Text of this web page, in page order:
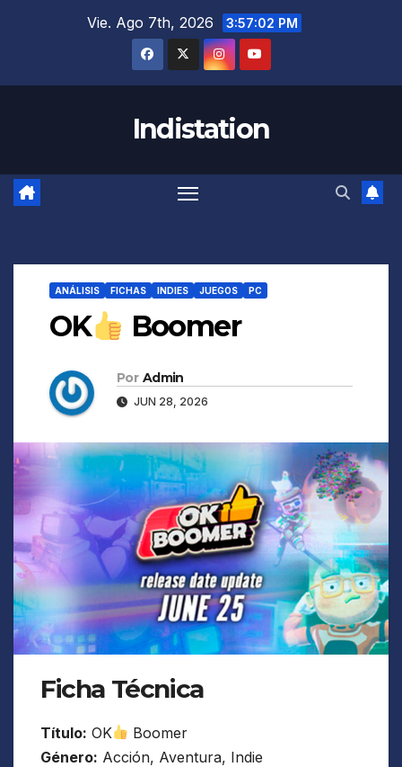
Vie. Ago 7th, 2026 3:57:03 PM
Indistation
ANÁLISIS FICHAS INDIES JUEGOS PC
OK Boomer
Por Admin
JUN 28, 2026
Ficha Técnica
Título: OK
Boomer
Género: Acción, Aventura, Indie